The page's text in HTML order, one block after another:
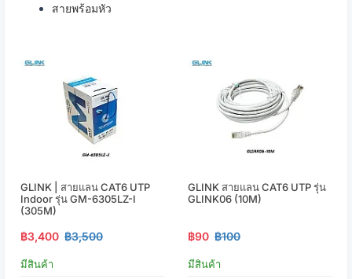
สายพร้อมหัว
GLINK | สายแลน CAT6 UTP
Indoor รุ่น GM-6305LZ-I
(305M)
฿3,400 ฿3,500
มีสินค้า
GLINK สายแลน CAT6 UTP รุ่น
GLINK06 (10M)
฿90 ฿100
มีสินค้า